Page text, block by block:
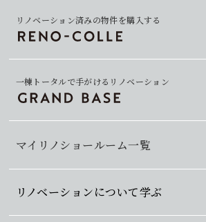
マイリノショールーム一覧
リノベーション済みの物件を購入する
一棟トータルで手がけるリノベーション
リノベーションについて学ぶ